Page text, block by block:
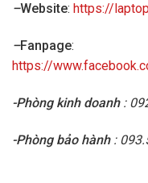
–Website: https://
–Fanpage:
https://
-Phòng kinh doanh:
-Phòng bảo hành: